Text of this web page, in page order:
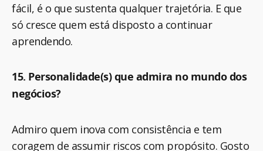
fácil, é o que sustenta qualquer trajetória. E que
só cresce quem está disposto a continuar
aprendendo.
15. Personalidade(s) que admira no mundo dos
negócios?
Admiro quem inova com consistência e tem
coragem de assumir riscos com propósito. Gosto